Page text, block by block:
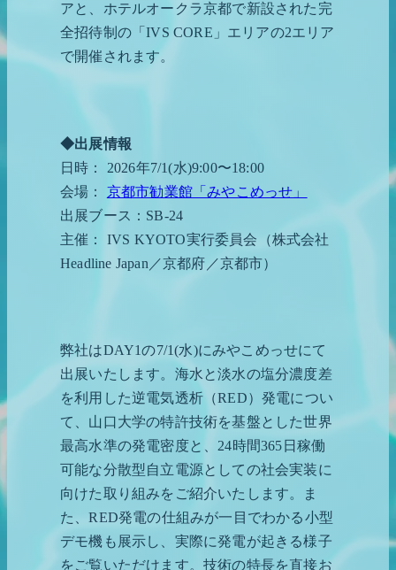
アと、ホテルオークラ京都で新設された完
全招待制の「IVS CORE」エリアの2エリア
で開催されます。
◆出展情報
日時： 2026年7/1(水)9:00〜18:00
会場： 京都市勧業館「みやこめっせ」
出展ブース：SB-24
主催： IVS KYOTO実行委員会（株式会社
Headline Japan／京都府／京都市）
弊社はDAY1の7/1(水)にみやこめっせにて
出展いたします。海水と淡水の塩分濃度差
を利用した逆電気透析（RED）発電につい
て、山口大学の特許技術を基盤とした世界
最高水準の発電密度と、24時間365日稼働
可能な分散型自立電源としての社会実装に
向けた取り組みをご紹介いたします。ま
た、RED発電の仕組みが一目でわかる小型
デモ機も展示し、実際に発電が起きる様子
をご覧いただけます。技術の特長を直接お